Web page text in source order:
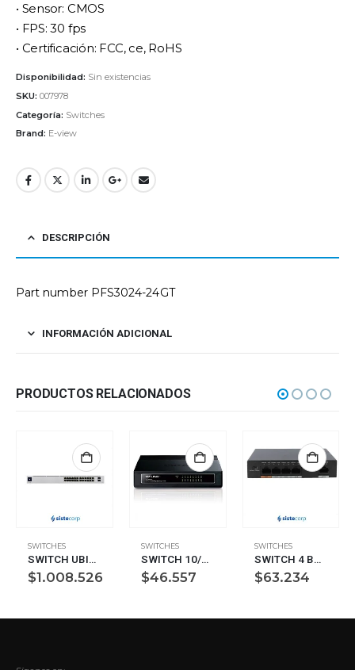
• Sensor: CMOS
• FPS: 30 fps
• Certificación: FCC, ce, RoHS
Disponibilidad: Sin existencias
SKU: 007978
Categoría: Switches
Brand: E-view
DESCRIPCIÓN
Part number PFS3024-24GT
INFORMACIÓN ADICIONAL
PRODUCTOS RELACIONADOS
SWITCHES
SWITCH UBIQUITI UNIFI 24P GB (16POE+/8GB ETH/2SFP) (USW-24-POE))
$1.008.526
SWITCHES
SWITCH 10/100MBPS ESCRITORIO 16 PUERTOS TL-SF1016D TP-LINK
$46.557
SWITCHES
SWITCH 4 BOCAS POE + 1 60W DAHUA (PFS3005-4ET-60-V2)
$63.234